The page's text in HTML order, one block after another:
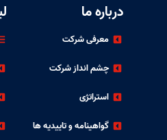
درباره ما
معرفی شرکت
چشم انداز شرکت
استراتژی
گواهینامه و تاییدیه ها